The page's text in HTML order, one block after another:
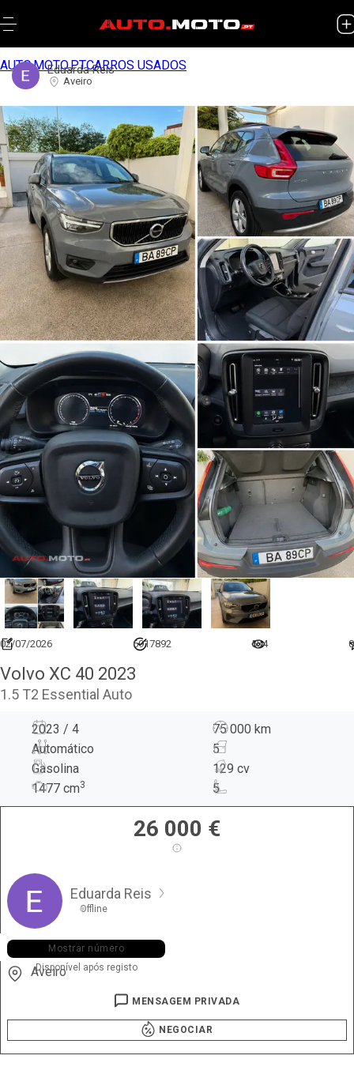
AUTO.MOTO.PTCARROS USADOS
02/07/2026 6917892 534 0
Volvo XC 40 2023
1.5 T2 Essential Auto
2023 / 4
75 000 km
Automático
5
Gasolina
129 cv
1477 cm3 5
26 000 €
Eduarda Reis
Offline
+351 912 ••• •73
Mostrar número
Disponível após registo
Aveiro
MENSAGEM PRIVADA
NEGOCIAR
Eduarda Reis
Aveiro